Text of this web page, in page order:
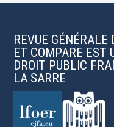
REVUE
ET COMPARE EST
DROIT PUBLIC
LA SARRE